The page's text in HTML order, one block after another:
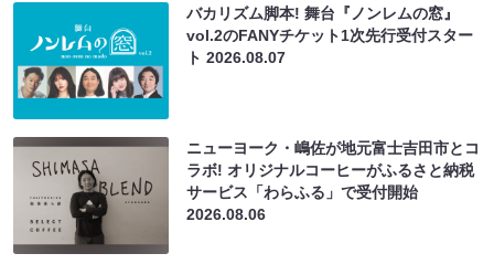
バカリズム脚本! 舞台『ノンレムの窓』
vol.2のFANYチケット1次先行受付スター
ト2026.08.07
ニューヨーク・嶋佐が地元富士吉田市とコ
ラボ! オリジナルコーヒーがふるさと納税
サービス「わらふる」で受付開始
2026.08.06